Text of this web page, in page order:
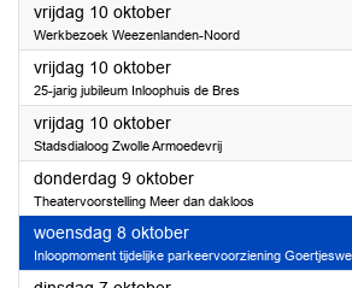
vrijdag 10 oktober2025
Werkbezoek Weezenlanden-Noord
vrijdag 10 oktober2025
25-jarig jubileum Inloophuis de Bres
vrijdag 10 oktober2025
Stadsdialoog Zwolle Armoedevrij
donderdag 9 oktober2025
Theatervoorstelling Meer dan dakloos
woensdag 8 oktober2025
Inloopmoment tijdelijke parkeervoorziening